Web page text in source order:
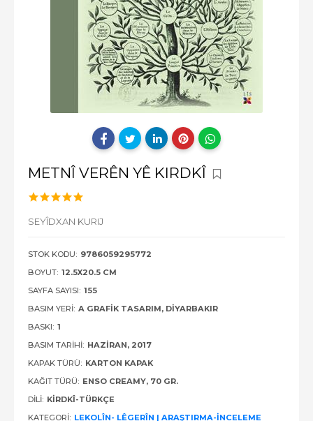
METNÎ VERÊN YÊ KIRDKÎ
SEYÎDXAN KURIJ
STOK KODU: 9786059295772
BOYUT: 12.5X20.5 CM
SAYFA SAYISI: 155
BASIM YERI: A GRAFIK TASARIM, DIYARBAKIR
BASKI: 1
BASIM TARIHI: HAZIRAN, 2017
KAPAK TÜRÜ: KARTON KAPAK
KAĞIT TÜRÜ: ENSO CREAMY, 70 GR.
DILI: KIRDKÎ-TÜRKÇE
KATEGORI: LEKOLÎN- LÊGERÎN | ARAŞTIRMA-İNCELEME